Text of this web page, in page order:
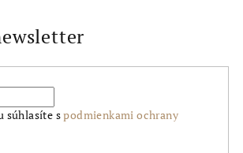
súhlasíte spodmienkami ochrany